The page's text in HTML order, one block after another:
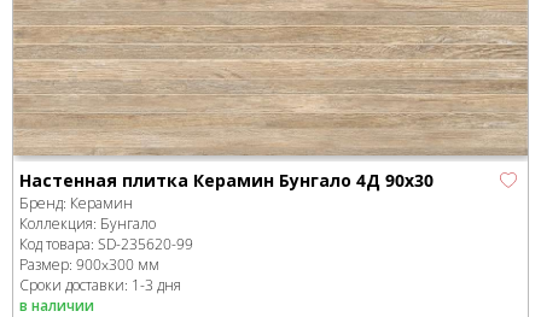
Настенная плитка Керамин Бунгало 4Д 90х30
Бренд: Керамин
Коллекция: Бунгало
Код товара: SD-235620-99
Размер: 900x300 мм
Сроки доставки: 1-3 дня
в наличии